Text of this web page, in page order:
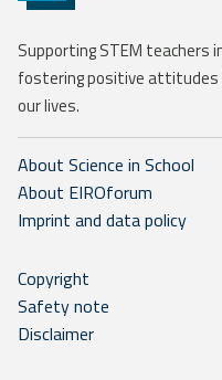
Supporting STEM teachers
fostering positive
our lives.
About Science in School
About EIROforum
Imprint and data policy
Copyright
Safety note
Disclaimer